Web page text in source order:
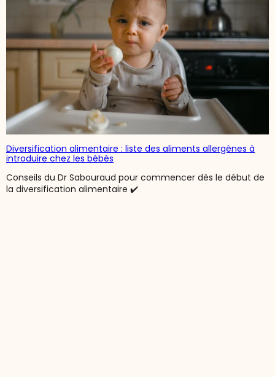
Diversification alimentaire : liste des aliments allergènes à
introduire chez les bébés
Conseils du Dr Sabouraud pour commencer dès le début de
la diversification alimentaire ✔️